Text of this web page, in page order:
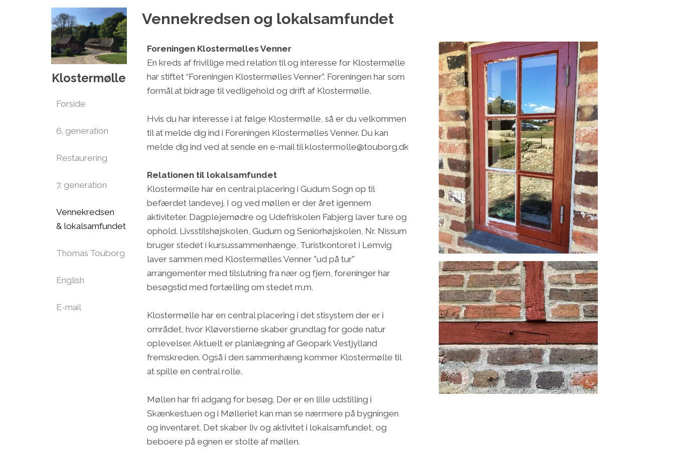
Klostermølle
Forside
6. generation
Restaurering
7. generation
Vennekredsen
& lokalsamfundet
Thomas Touborg
English
E-mail
Vennekredsen og lokalsamfundet
Foreningen Klostermølles Venner
En kreds af frivillige med relation til og interesse for Klostermølle
har stiftet “Foreningen Klostermølles Venner”. Foreningen har som
formål at bidrage til vedligehold og drift af Klostermølle.
Hvis du har interesse i at følge Klostermølle, så er du velkommen
til at melde dig ind i Foreningen Klostermølles Venner. Du kan
melde dig ind ved at sende en e-mail til klostermolle@touborg.dk
Relationen til lokalsamfundet
Klostermølle har en central placering i Gudum Sogn op til
befærdet landevej. I og ved møllen er der året igennem
aktiviteter. Dagplejemødre og Udefriskolen Fabjerg laver ture og
ophold. Livsstilshøjskolen, Gudum og Seniorhøjskolen, Nr. Nissum
bruger stedet i kursussammenhænge, Turistkontoret i Lemvig
laver sammen med Klostermølles Venner "ud på tur"
arrangementer med tilslutning fra nær og fjern, foreninger har
besøgstid med fortælling om stedet m.m.
Klostermølle har en central placering i det stisystem der er i
området, hvor Kløverstierne skaber grundlag for gode natur
oplevelser. Aktuelt er planlægning af Geopark Vestjylland
fremskreden. Også i den sammenhæng kommer Klostermølle til
at spille en central rolle.
Møllen har fri adgang for besøg. Der er en lille udstilling i
Skænkestuen og i Mølleriet kan man se nærmere på bygningen
og inventaret. Det skaber liv og aktivitet i lokalsamfundet, og
beboere på egnen er stolte af møllen.